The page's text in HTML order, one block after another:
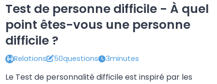
Test de personne difficile - À quel
point êtes-vous une personne
difficile ?
Relations 50questions 3minutes
Le Test de personnalité difficile est inspiré par les